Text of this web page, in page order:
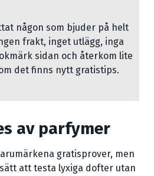
någon som bjuder på helt
frakt, inget utlägg, inga
sidan och återkom lite
det finns nytt gratistips.
av parfymer
gratisprover, men
att testa lyxiga dofter utan